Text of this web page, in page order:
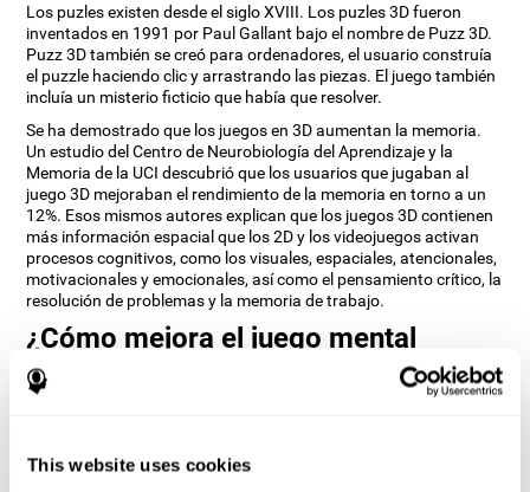
This website uses cookies
Los puzles existen desde el siglo XVIII. Los puzles 3D fueron
inventados en 1991 por Paul Gallant bajo el nombre de Puzz 3D.
Puzz 3D también se creó para ordenadores, el usuario construía
el puzzle haciendo clic y arrastrando las piezas. El juego también
incluía un misterio ficticio que había que resolver.
Se ha demostrado que los juegos en 3D aumentan la memoria.
Un estudio del Centro de Neurobiología del Aprendizaje y la
Memoria de la UCI descubrió que los usuarios que jugaban al
juego 3D mejoraban el rendimiento de la memoria en torno a un
12%. Esos mismos autores explican que los juegos 3D contienen
más información espacial que los 2D y los videojuegos activan
procesos cognitivos, como los visuales, espaciales, atencionales,
motivacionales y emocionales, así como el pensamiento crítico, la
resolución de problemas y la memoria de trabajo.
¿Cómo mejora el juego mental
“Puzle 3D Artístico” mis habilidades
cognitivas?
Artístico de CogniFit estimula un patrón de activación neuronal